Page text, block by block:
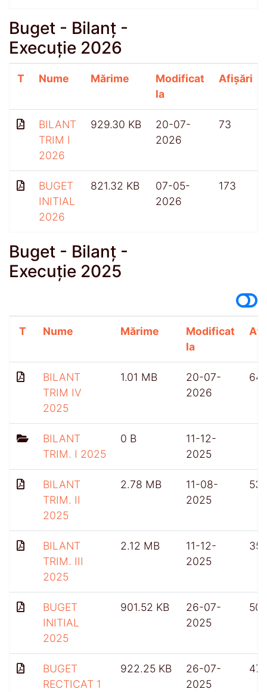
Buget - Bilanț -
Execuție 2026
T Nume Mărime
Modificat
la
Afișări
BILANT
TRIM I
2026
929.30 KB
20-07-
2026
73
BUGET
INITIAL
2026
821.32 KB
07-05-
2026
173
Buget - Bilanț -
Execuție 2025
T Nume Mărime
Modificat
la
BILANT
TRIM IV
2025
1.01 MB
20-07-
2026
64
BILANT
TRIM. I 2025
0 B
11-12-
2025
BILANT
TRIM. II
2025
2.78 MB
11-08-
2025
BILANT
TRIM. III
2025
2.12 MB
11-12-
2025
BUGET
INITIAL
2025
901.52 KB
26-07-
2025
505
BUGET
RECTICAT 1
922.25 KB
26-07-
2025